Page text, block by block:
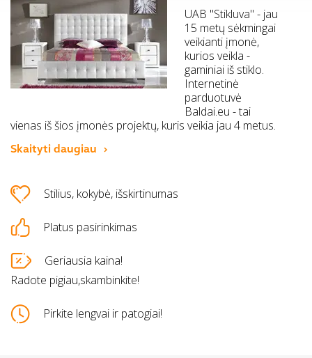
UAB "Stikluva" - jau
15 metų sėkmingai
veikianti įmonė,
kurios veikla -
gaminiai iš stiklo.
Internetinė
parduotuvė
Baldai.eu - tai
vienas iš šios įmonės projektų, kuris veikia jau 4 metus.
Skaityti daugiau
Stilius, kokybė, išskirtinumas
Platus pasirinkimas
Geriausia kaina!
Radote pigiau,skambinkite!
Pirkite lengvai ir patogiai!